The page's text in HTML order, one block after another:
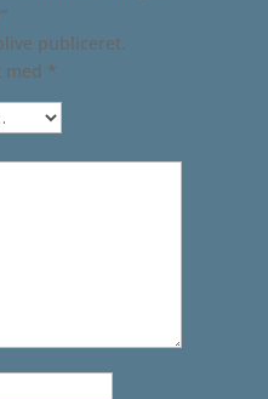
publiceret.
*